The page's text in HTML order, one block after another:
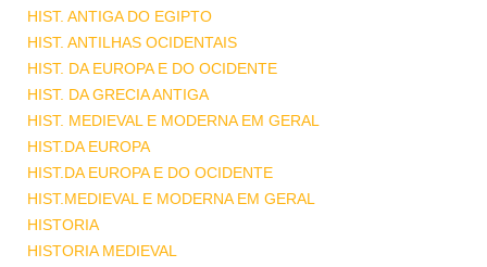
HIST. ANTIGA DO EGIPTO
HIST. ANTILHAS OCIDENTAIS
HIST. DA EUROPA E DO OCIDENTE
HIST. DA GRECIA ANTIGA
HIST. MEDIEVAL E MODERNA EM GERAL
HIST.DA EUROPA
HIST.DA EUROPA E DO OCIDENTE
HIST.MEDIEVAL E MODERNA EM GERAL
HISTORIA
HISTORIA MEDIEVAL